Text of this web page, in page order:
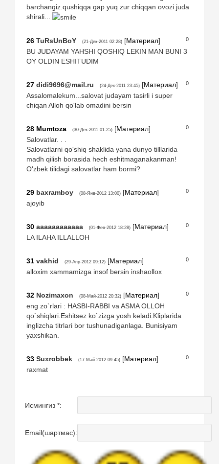
barchangiz.qushiqqa gap yuq zur chiqqan ovozi juda
shirali...
0
26 TuRsUnBoY (21-Дек-2011 02:28) [Материал]
BU JUDAYAM YAHSHI QOSHIQ LEKIN MAN BUNI 3
OY OLDIN ESHITUDIM
0
27 didi9696@mail.ru (24-Дек-2011 23:45) [Материал]
Assalomalekum...salovat judayam tasirli i super
chiqan Alloh qo'lab omadini bersin
0
28 Mumtoza (30-Дек-2011 01:25) [Материал]
Salovatlar. . .
Salovatlarni qo'shiq shaklida yana dunyo tilllarida
madh qilish borasida hech eshitmaganakanman!
O'zbek tilidagi salovatlar ham bormi?
0
29 baxramboy (08-Янв-2012 13:00) [Материал]
ajoyib
0
30 aaaaaaaaaaaa (01-Фев-2012 18:28) [Материал]
LA ILAHA ILLALLOH
0
31 vakhid (29-Апр-2012 09:12) [Материал]
alloxim xammamizga insof bersin inshaollox
0
32 Nozimaxon (08-Май-2012 20:32) [Материал]
eng zo`rlari : HASBI-RABBI va ASMA OLLOH
qo`shiqlari.Eshitsez ko`zizga yosh keladi.Kliplarida
inglizcha titrlari bor tushunadiganlaga. Bunisiyam
yaxshikan.
0
33 Suxrobbek (17-Май-2012 09:45) [Материал]
raxmat
Исмингиз *:
Email(шартмас):